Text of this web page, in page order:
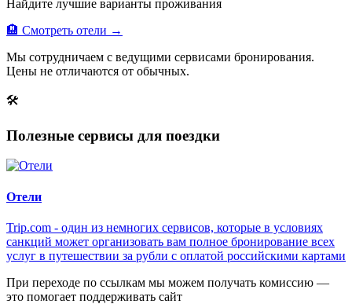
Найдите лучшие варианты проживания
🏨 Смотреть отели →
Мы сотрудничаем с ведущими сервисами бронирования.
Цены не отличаются от обычных.
🛠
Полезные сервисы для поездки
Отели
Trip.com - один из немногих сервисов, которые в условиях
санкций может организовать вам полное бронирование всех
услуг в путешествии за рубли с оплатой российскими картами
При переходе по ссылкам мы можем получать комиссию —
это помогает поддерживать сайт